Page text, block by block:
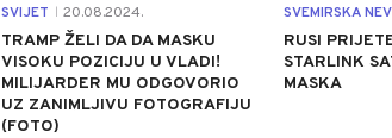
SVIJET 20.08.2024.
TRAMP ŽELI DA DA MASKU
VISOKU POZICIJU U VLADI!
MILIJARDER MU ODGOVORIO
UZ ZANIMLJIVU FOTOGRAFIJU
(FOTO)
SVEMIRSKA
RUSI
STARLINK
MASKA